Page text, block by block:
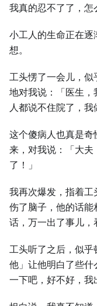
我真的忍不了了，怎
小工人的生命正在
想。
工头愣了一会儿，
地对我说：「医生
人都说不住院了，我
这个傻病人也真是
来，对我说：「大
了！」
我再次爆发，指着工
伤了脑子，他的话
话，万一出了事儿，
工头听了之后，似
他」让他明白了些
一下吧，好不好，我